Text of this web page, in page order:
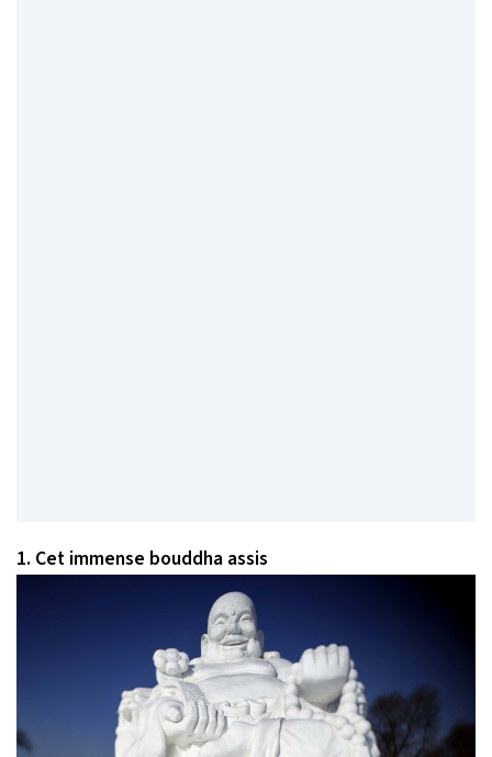
1. Cet immense bouddha assis